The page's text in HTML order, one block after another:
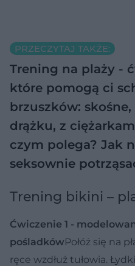
PRZECZYTAJ TAKŻE:
Trening na plaży -
które pomogą ci
brzuszków:
drążku, z
czym polega? Jak
seksownie
Trening bikini –
Ćwiczenie 1 -
pośladkówPołóż się na
ręce wzdłuż tułowia.